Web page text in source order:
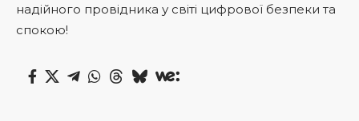
надійного провідника у світі цифрової безпеки та
спокою!